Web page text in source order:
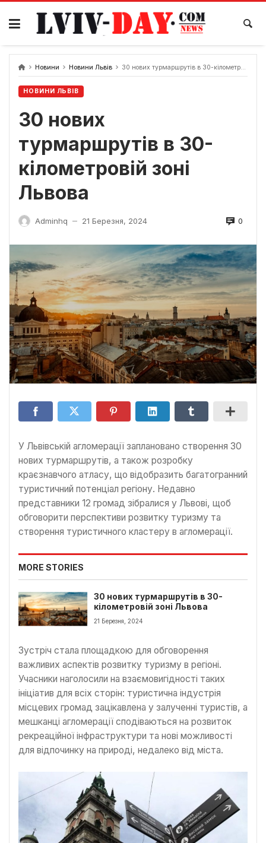
Skip
content
Новини Новини Львів 30 нових турмаршрутів в 30-кілометровій зоні Львова
НОВИНИ ЛЬВІВ
30 нових
турмаршрутів в 30-
кілометровій зоні
Львова
Adminhq — 21 Березня, 2024 0
У Львівській агломерації заплановано створення 30
нових турмаршрутів, а також розробку
краєзнавчого атласу, що відобразить багатогранний
туристичний потенціал регіону. Недавно
представники 12 громад зібралися у Львові, щоб
обговорити перспективи розвитку туризму та
створення туристичного кластеру в агломерації.
MORE STORIES
30 нових турмаршрутів в 30-
кілометровій зоні Львова
21 Березня, 2024
Зустріч стала площадкою для обговорення
важливих аспектів розвитку туризму в регіоні.
Учасники наголосили на взаємовигідності таких
ініціатив для всіх сторін: туристична індустрія
місцевих громад зацікавлена у залученні туристів, а
мешканці агломерації сподіваються на розвиток
рекреаційної інфраструктури та нові можливості
для відпочинку на природі, недалеко від міста.